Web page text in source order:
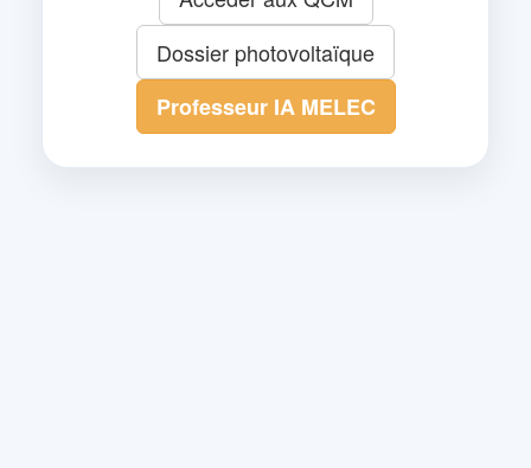
Dossier photovoltaïque
Professeur IA MELEC